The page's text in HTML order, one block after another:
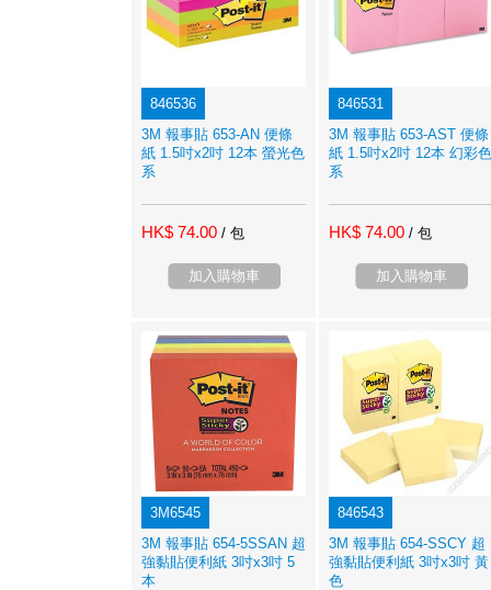
846536
3M 報事貼 653-AN 便條
紙 1.5吋x2吋 12本 螢光色
系
HK$ 74.00 / 包
加入購物車
846531
3M 報事貼 653-AST 便條
紙 1.5吋x2吋 12本 幻彩色
系
HK$ 74.00 / 包
加入購物車
3M6545
3M 報事貼 654-5SSAN 超
強黏貼便利紙 3吋x3吋 5
本
846543
3M 報事貼 654-SSCY 超
強黏貼便利紙 3吋x3吋 黃
色